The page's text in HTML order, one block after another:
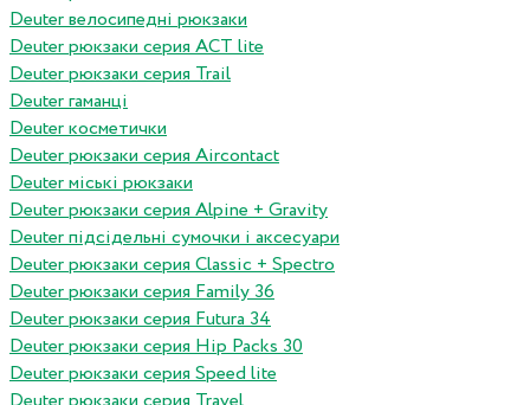
Deuter велосипедні рюкзаки
Deuter рюкзаки серия ACT lite
Deuter рюкзаки серия Trail
Deuter гаманці
Deuter косметички
Deuter рюкзаки серия Aircontact
Deuter міські рюкзаки
Deuter рюкзаки серия Alpine + Gravity
Deuter підсідельні сумочки і аксесуари
Deuter рюкзаки серия Classic + Spectro
Deuter рюкзаки серия Family 36
Deuter рюкзаки серия Futura 34
Deuter рюкзаки серия Hip Packs 30
Deuter рюкзаки серия Speed lite